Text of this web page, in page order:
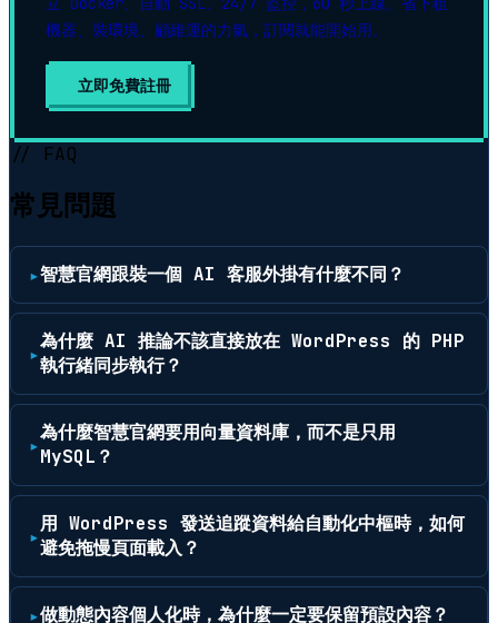
機器、裝環境、顧維運的力氣，訂閱就能開始用。
立即免費註冊
// FAQ
常見問題
智慧官網跟裝一個 AI 客服外掛有什麼不同？
為什麼 AI 推論不該直接放在 WordPress 的 PHP
執行緒同步執行？
為什麼智慧官網要用向量資料庫，而不是只用
MySQL？
用 WordPress 發送追蹤資料給自動化中樞時，如何
避免拖慢頁面載入？
做動態內容個人化時，為什麼一定要保留預設內容？